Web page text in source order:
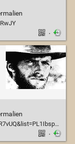
·
·